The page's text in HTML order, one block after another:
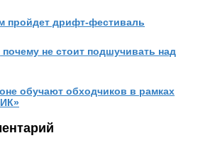
пройдет дрифт-фестиваль
не стоит подшучивать над
обучают обходчиков в рамках